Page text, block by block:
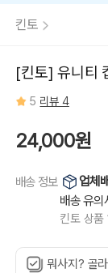
킨토
[킨토] 유니티
5 리뷰 4
24,000원
배송 정보
업체
배송 유의
킨토 상
뭐사지? 골